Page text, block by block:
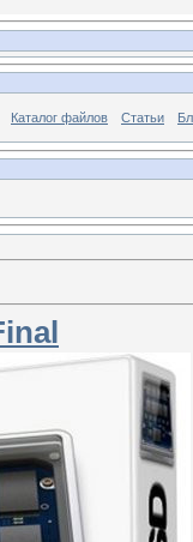
Каталог файлов Статьи